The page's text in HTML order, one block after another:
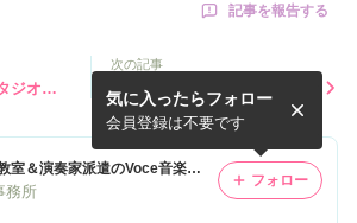
記事を報告する
ジオへ
次の記事
友達や家族と楽しむ♪ ペアレ
ッスンのご紹介♬
池袋の音楽教室＆演奏家派遣のVoce音楽事務所 official blog
務所
気に入ったらフォロー
会員登録は不要です
フォロー